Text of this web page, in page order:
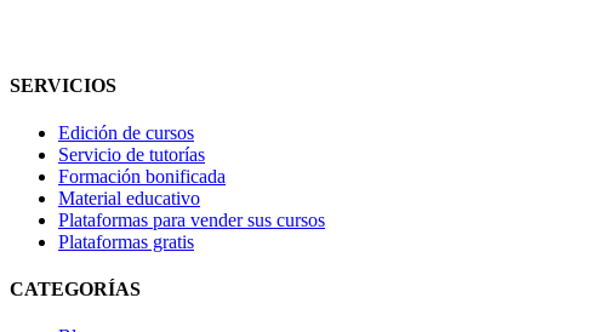
SERVICIOS
Edición de cursos
Servicio de tutorías
Formación bonificada
Material educativo
Plataformas para vender sus cursos
Plataformas gratis
CATEGORÍAS